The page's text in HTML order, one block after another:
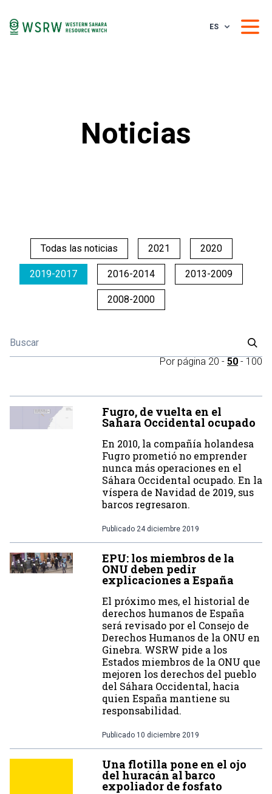
ES
Noticias
Todas las noticias 2021 2020
2019-2017 2016-2014 2013-2009
2008-2000
Por página 20 - 50 - 100
Fugro, de vuelta en el
Sahara Occidental ocupado
En 2010, la compañía holandesa
Fugro prometió no emprender
nunca más operaciones en el
Sáhara Occidental ocupado. En la
víspera de Navidad de 2019, sus
barcos regresaron.
Publicado 24 diciembre 2019
EPU: los miembros de la
ONU deben pedir
explicaciones a España
El próximo mes, el historial de
derechos humanos de España
será revisado por el Consejo de
Derechos Humanos de la ONU en
Ginebra. WSRW pide a los
Estados miembros de la ONU que
mejoren los derechos del pueblo
del Sáhara Occidental, hacia
quien España mantiene su
responsabilidad.
Publicado 10 diciembre 2019
Una flotilla pone en el ojo
del huracán al barco
expoliador de fosfato